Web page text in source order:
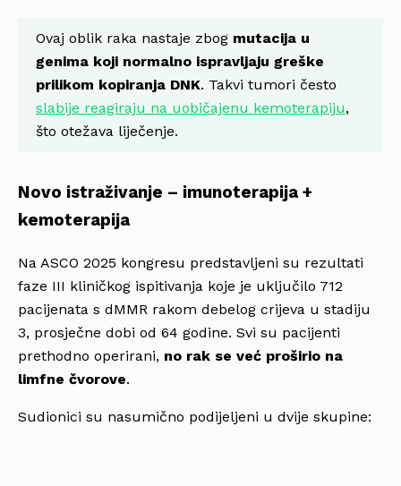
Ovaj oblik raka nastaje zbog mutacija u
genima koji normalno ispravljaju greške
prilikom kopiranja DNK. Takvi tumori često
slabije reagiraju na uobičajenu kemoterapiju,
što otežava liječenje.
Novo istraživanje – imunoterapija +
kemoterapija
Na ASCO 2025 kongresu predstavljeni su rezultati
faze III kliničkog ispitivanja koje je uključilo 712
pacijenata s dMMR rakom debelog crijeva u stadiju
3, prosječne dobi od 64 godine. Svi su pacijenti
prethodno operirani, no rak se već proširio na
limfne čvorove.
Sudionici su nasumično podijeljeni u dvije skupine: